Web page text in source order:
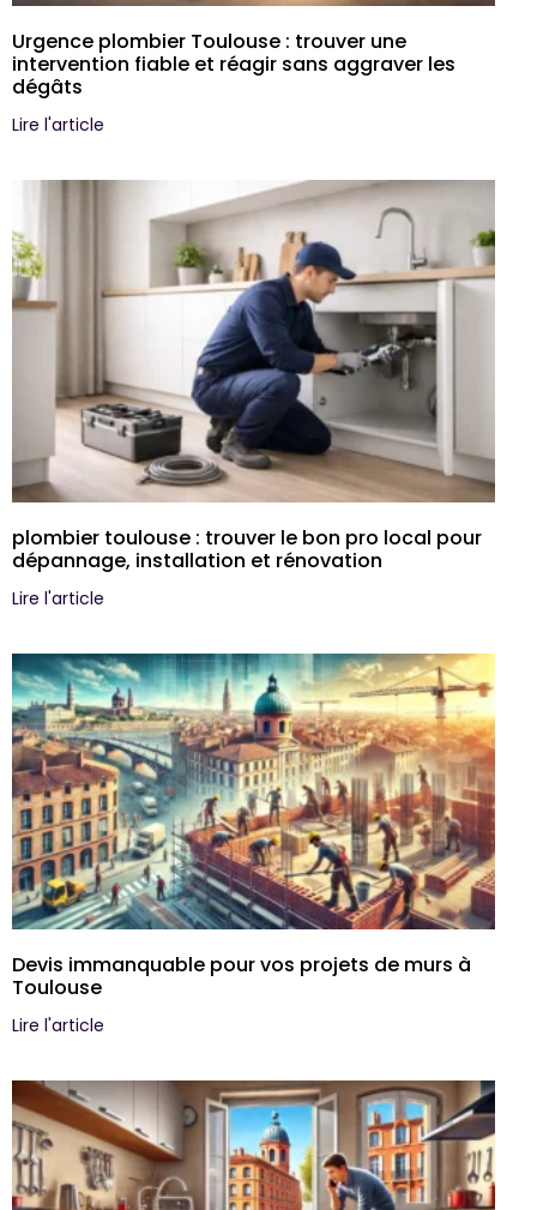
Urgence plombier Toulouse : trouver une
intervention fiable et réagir sans aggraver les
dégâts
Lire l'article
plombier toulouse : trouver le bon pro local pour
dépannage, installation et rénovation
Lire l'article
Devis immanquable pour vos projets de murs à
Toulouse
Lire l'article